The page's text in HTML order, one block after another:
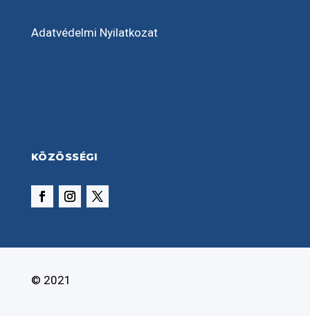
Adatvédelmi Nyilatkozat
KÖZÖSSÉGI
© 2021